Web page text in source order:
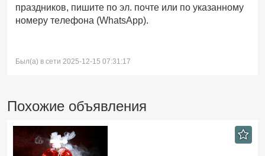
праздников, пишите по эл. почте или по указанному
номеру телефона (WhatsApp).
Был(а) в сети 2025-12-15 07:31:17
Похожие объявления